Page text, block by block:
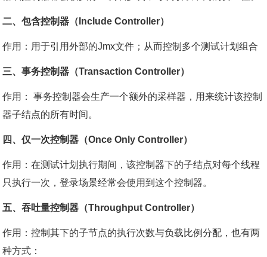
二、包含控制器（Include Controller）
作用：用于引用外部的Jmx文件；从而控制多个测试计划组合
三、事务控制器（Transaction Controller）
作用： 事务控制器会生产一个额外的采样器，用来统计该控制
器子结点的所有时间。
四、仅一次控制器（Once Only Controller）
作用：在测试计划执行期间，该控制器下的子结点对每个线程
只执行一次，登录场景经常会使用到这个控制器。
五、吞吐量控制器（Throughput Controller）
作用：控制其下的子节点的执行次数与负载比例分配，也有两
种方式：